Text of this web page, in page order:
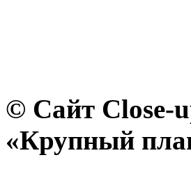
© Сайт Close-
«Крупный